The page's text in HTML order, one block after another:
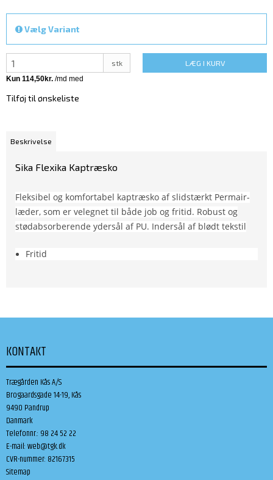
Vælg Variant
stk LÆG I KURV
Tilføj til ønskeliste
Beskrivelse
Sika Flexika Kaptræsko
Fleksibel og komfortabel kaptræsko af slidstærkt Permair-
læder, som er velegnet til både job og fritid. Robust og
stødabsorberende ydersål af PU. Indersål af blødt tekstil
Fritid
KONTAKT
Trægården Kås A/S
Brogaardsgade 14-19, Kås
9490 Pandrup
Danmark
Telefonnr.: 98 24 52 22
E-mail:web@tgk.dk
CVR-nummer: 82167315
Sitemap